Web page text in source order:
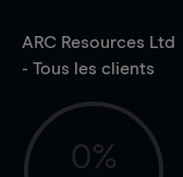
ARC Resources Ltd
- Tous les clients
0%